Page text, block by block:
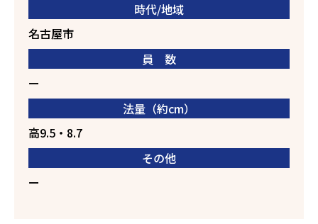
時代/地域
名古屋市
員 数
ー
法量（約cm）
高9.5・8.7
その他
ー